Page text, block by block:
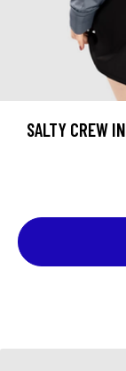
SALTY CREW